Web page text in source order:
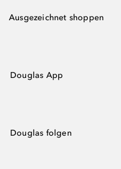
Ausgezeichnet shoppen
Douglas App
Douglas folgen